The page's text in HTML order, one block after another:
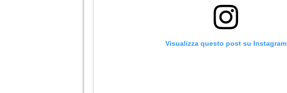
Visualizza questo post su Instagram